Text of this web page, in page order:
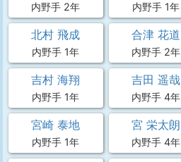
内野手 2年 内野手 1年
北村 飛成
内野手 1年
合津 花道
内野手 2年
吉村 海翔
内野手 1年
吉田 遥哉
内野手 4年
宮崎 泰地
内野手 1年
宮 栄太朗
内野手 4年